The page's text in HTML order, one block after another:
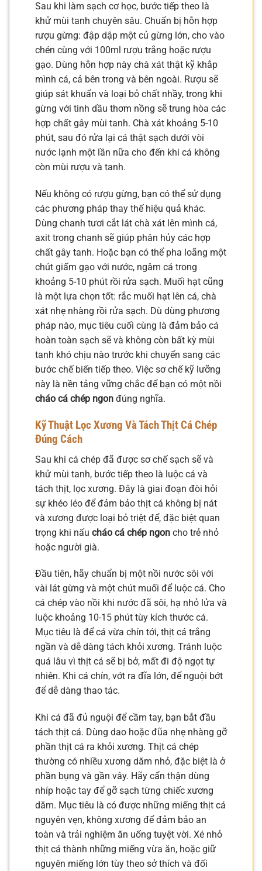
Sau khi làm sạch cơ học, bước tiếp theo là
khử mùi tanh chuyên sâu. Chuẩn bị hỗn hợp
rượu gừng: đập dập một củ gừng lớn, cho vào
chén cùng với 100ml rượu trắng hoặc rượu
gạo. Dùng hỗn hợp này chà xát thật kỹ khắp
mình cá, cả bên trong và bên ngoài. Rượu sẽ
giúp sát khuẩn và loại bỏ chất nhầy, trong khi
gừng với tinh dầu thơm nồng sẽ trung hòa các
hợp chất gây mùi tanh. Chà xát khoảng 5-10
phút, sau đó rửa lại cá thật sạch dưới vòi
nước lạnh một lần nữa cho đến khi cá không
còn mùi rượu và tanh.
Nếu không có rượu gừng, bạn có thể sử dụng
các phương pháp thay thế hiệu quả khác.
Dùng chanh tươi cắt lát chà xát lên mình cá,
axit trong chanh sẽ giúp phân hủy các hợp
chất gây tanh. Hoặc bạn có thể pha loãng một
chút giấm gạo với nước, ngâm cá trong
khoảng 5-10 phút rồi rửa sạch. Muối hạt cũng
là một lựa chọn tốt: rắc muối hạt lên cá, chà
xát nhẹ nhàng rồi rửa sạch. Dù dùng phương
pháp nào, mục tiêu cuối cùng là đảm bảo cá
hoàn toàn sạch sẽ và không còn bất kỳ mùi
tanh khó chịu nào trước khi chuyển sang các
bước chế biến tiếp theo. Việc sơ chế kỹ lưỡng
này là nền tảng vững chắc để bạn có một nồi
cháo cá chép ngon đúng nghĩa.
Kỹ Thuật Lọc Xương Và Tách Thịt Cá Chép
Đúng Cách
Sau khi cá chép đã được sơ chế sạch sẽ và
khử mùi tanh, bước tiếp theo là luộc cá và
tách thịt, lọc xương. Đây là giai đoạn đòi hỏi
sự khéo léo để đảm bảo thịt cá không bị nát
và xương được loại bỏ triệt để, đặc biệt quan
trọng khi nấu cháo cá chép ngon cho trẻ nhỏ
hoặc người già.
Đầu tiên, hãy chuẩn bị một nồi nước sôi với
vài lát gừng và một chút muối để luộc cá. Cho
cá chép vào nồi khi nước đã sôi, hạ nhỏ lửa và
luộc khoảng 10-15 phút tùy kích thước cá.
Mục tiêu là để cá vừa chín tới, thịt cá trắng
ngần và dễ dàng tách khỏi xương. Tránh luộc
quá lâu vì thịt cá sẽ bị bở, mất đi độ ngọt tự
nhiên. Khi cá chín, vớt ra đĩa lớn, để nguội bớt
để dễ dàng thao tác.
Khi cá đã đủ nguội để cầm tay, bạn bắt đầu
tách thịt cá. Dùng dao hoặc đũa nhẹ nhàng gỡ
phần thịt cá ra khỏi xương. Thịt cá chép
thường có nhiều xương dăm nhỏ, đặc biệt là ở
phần bụng và gần vây. Hãy cẩn thận dùng
nhíp hoặc tay để gỡ sạch từng chiếc xương
dăm. Mục tiêu là có được những miếng thịt cá
nguyên vẹn, không xương để đảm bảo an
toàn và trải nghiệm ăn uống tuyệt vời. Xé nhỏ
thịt cá thành những miếng vừa ăn, hoặc giữ
nguyên miếng lớn tùy theo sở thích và đối